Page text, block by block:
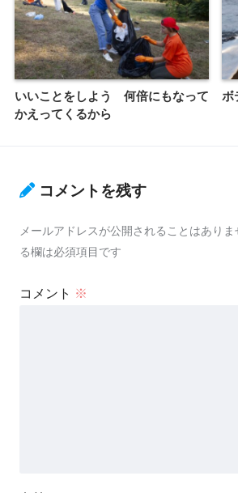
いいことをしよう 何倍にもなって
かえってくるから
ボ
コメントを残す
メールアドレスが公開されることはありま
る欄は必須項目です
コメント ※